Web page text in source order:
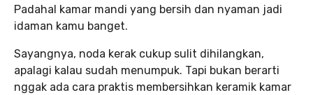
Padahal kamar mandi yang bersih dan nyaman jadi
idaman kamu banget.
Sayangnya, noda kerak cukup sulit dihilangkan,
apalagi kalau sudah menumpuk. Tapi bukan berarti
nggak ada cara praktis membersihkan keramik kamar